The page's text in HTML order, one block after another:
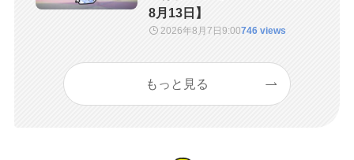
8月13日】
2026年8月7日9:00746 views
もっと見る